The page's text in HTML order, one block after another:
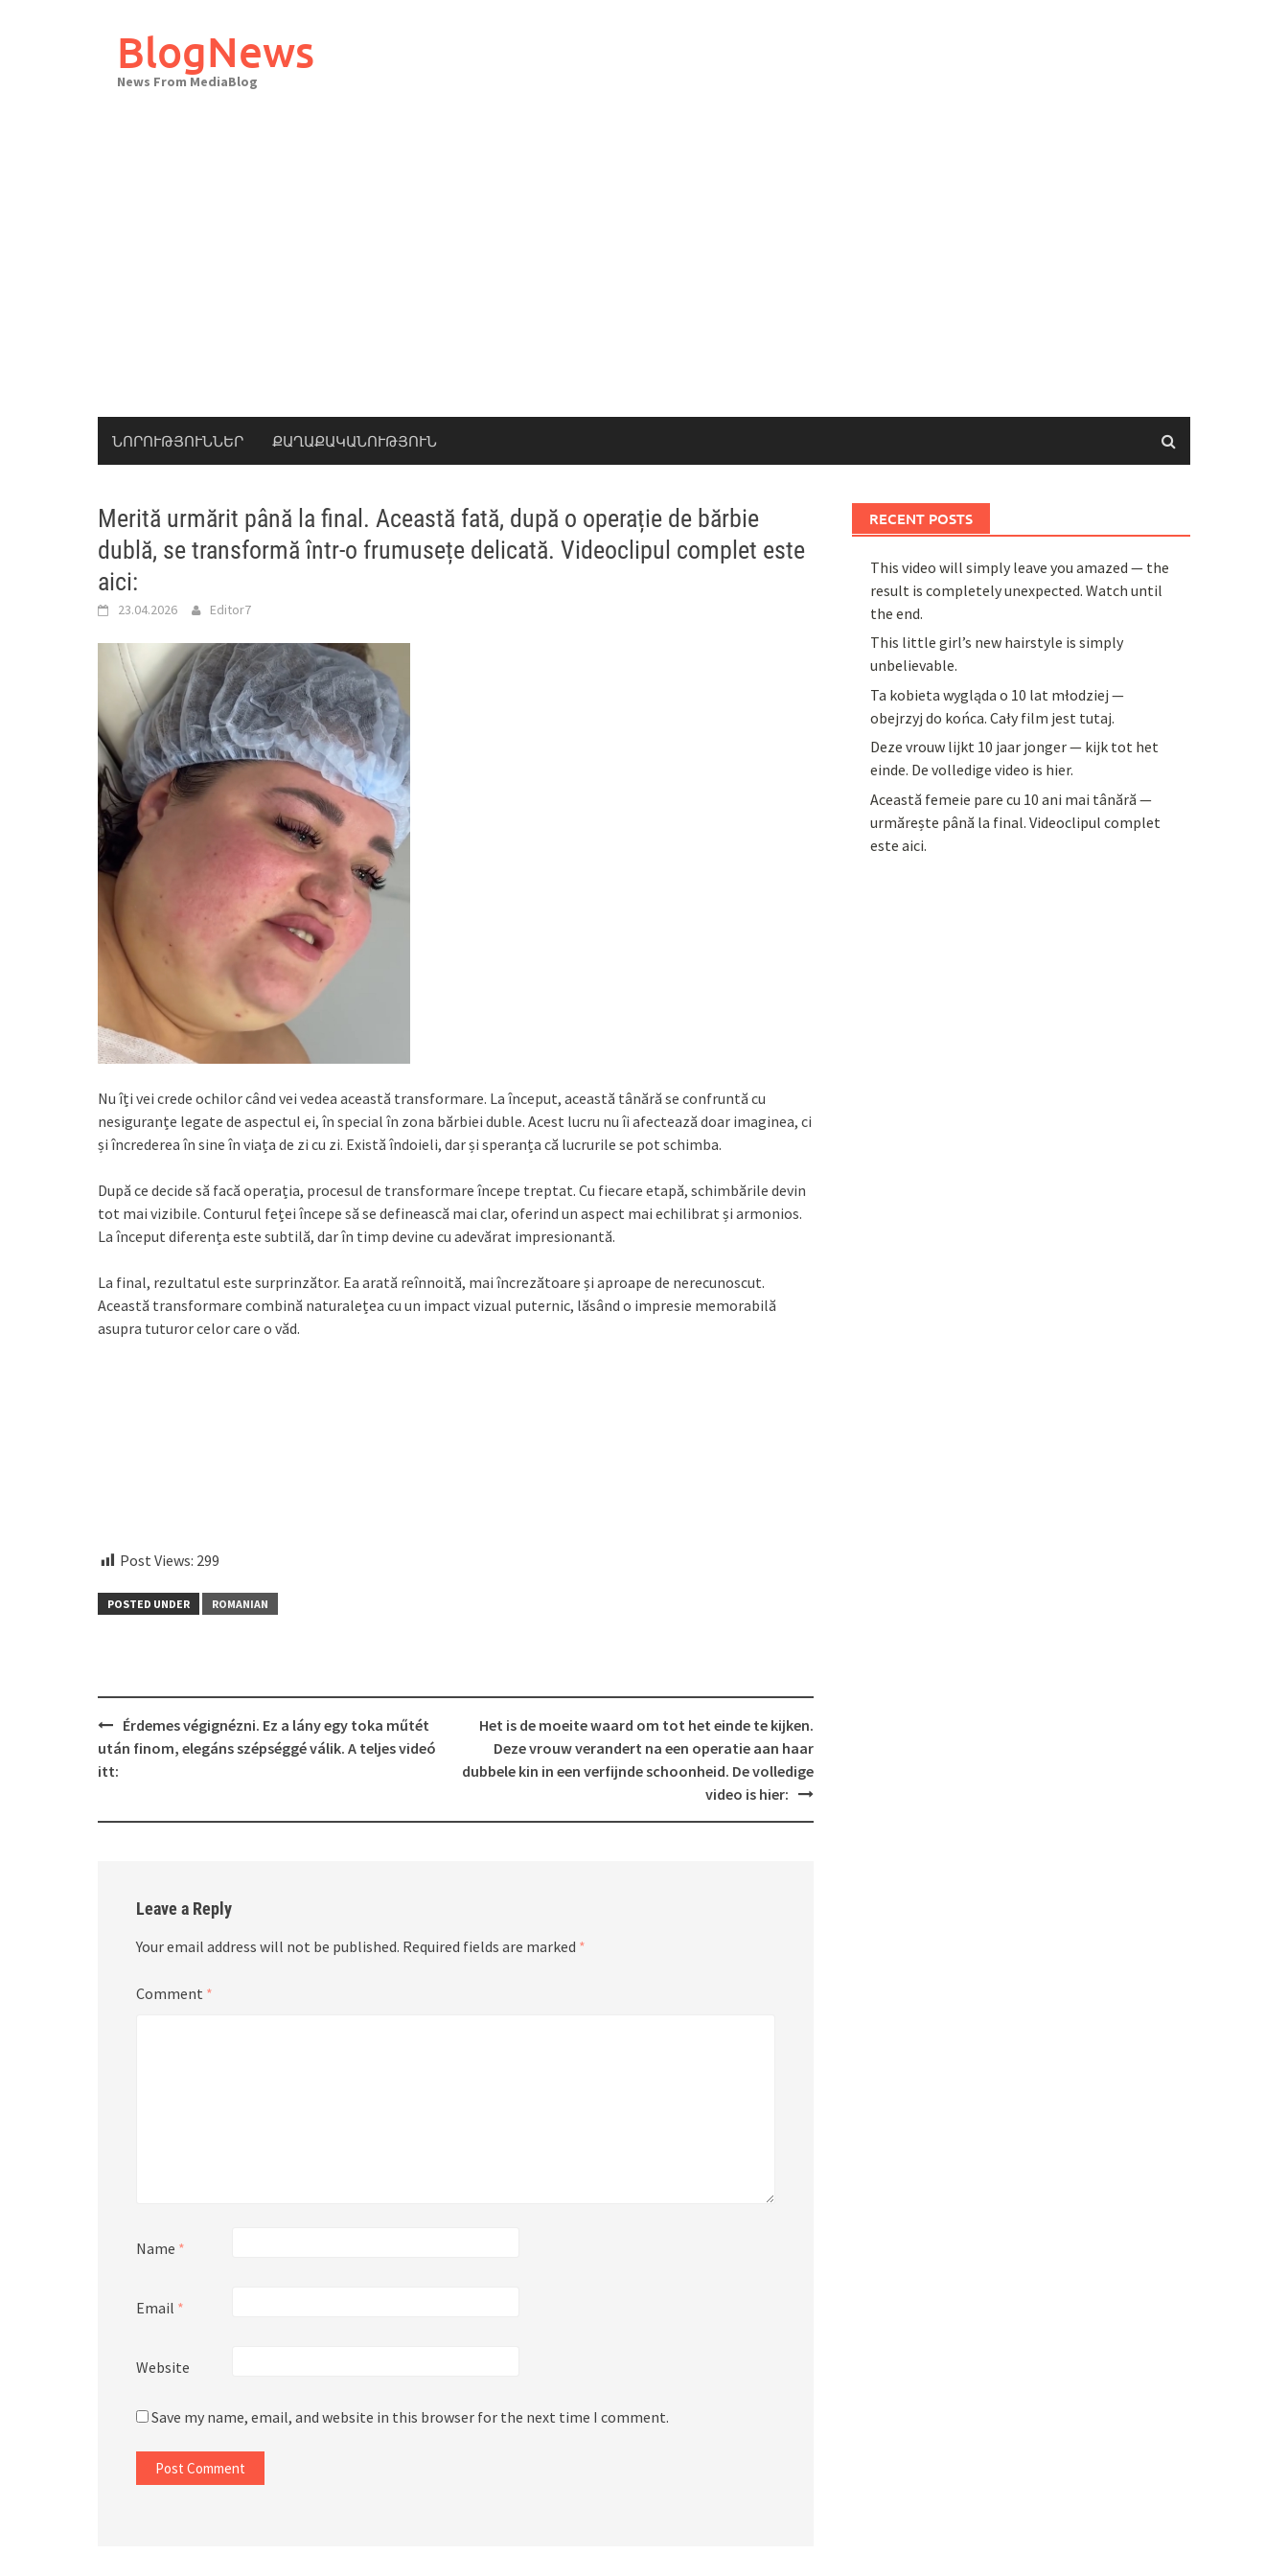
BlogNews
News From MediaBlog
ՆՈՐՈՒԹՅՈՒՆՆԵՐ ՔԱՂԱՔԱԿԱՆՈՒԹՅՈՒՆ
Merită urmărit până la final. Această fată, după o operație de bărbie
dublă, se transformă într-o frumusețe delicată. Videoclipul complet este
aici:
23.04.2026 Editor7
Nu îți vei crede ochilor când vei vedea această transformare. La început, această tânără se confruntă cu
nesiguranțe legate de aspectul ei, în special în zona bărbiei duble. Acest lucru nu îi afectează doar imaginea, ci
și încrederea în sine în viața de zi cu zi. Există îndoieli, dar și speranța că lucrurile se pot schimba.
După ce decide să facă operația, procesul de transformare începe treptat. Cu fiecare etapă, schimbările devin
tot mai vizibile. Conturul feței începe să se definească mai clar, oferind un aspect mai echilibrat și armonios.
La început diferența este subtilă, dar în timp devine cu adevărat impresionantă.
La final, rezultatul este surprinzător. Ea arată reînnoită, mai încrezătoare și aproape de nerecunoscut.
Această transformare combină naturalețea cu un impact vizual puternic, lăsând o impresie memorabilă
asupra tuturor celor care o văd.
Post Views: 299
POSTED UNDER ROMANIAN
Post
navigation
Érdemes végignézni. Ez a lány egy toka műtét
után finom, elegáns szépséggé válik. A teljes videó
itt:
Het is de moeite waard om tot het einde te kijken.
Deze vrouw verandert na een operatie aan haar
dubbele kin in een verfijnde schoonheid. De volledige
video is hier:
Leave a Reply
Your email address will not be published. Required fields are marked *
Comment *
Name *
Email *
Website
Save my name, email, and website in this browser for the next time I comment.
RECENT POSTS
This video will simply leave you amazed — the
result is completely unexpected. Watch until
the end.
This little girl’s new hairstyle is simply
unbelievable.
Ta kobieta wygląda o 10 lat młodziej —
obejrzyj do końca. Cały film jest tutaj.
Deze vrouw lijkt 10 jaar jonger — kijk tot het
einde. De volledige video is hier.
Această femeie pare cu 10 ani mai tânără —
urmărește până la final. Videoclipul complet
este aici.